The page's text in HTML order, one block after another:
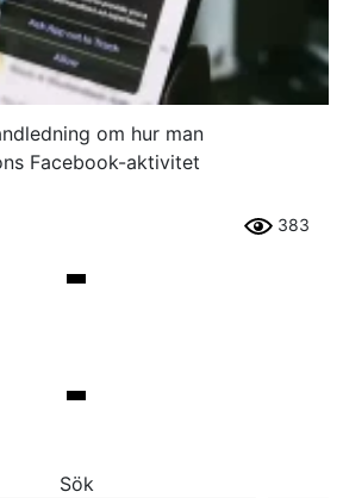
om hur man
Facebook-aktivitet
383
Sök